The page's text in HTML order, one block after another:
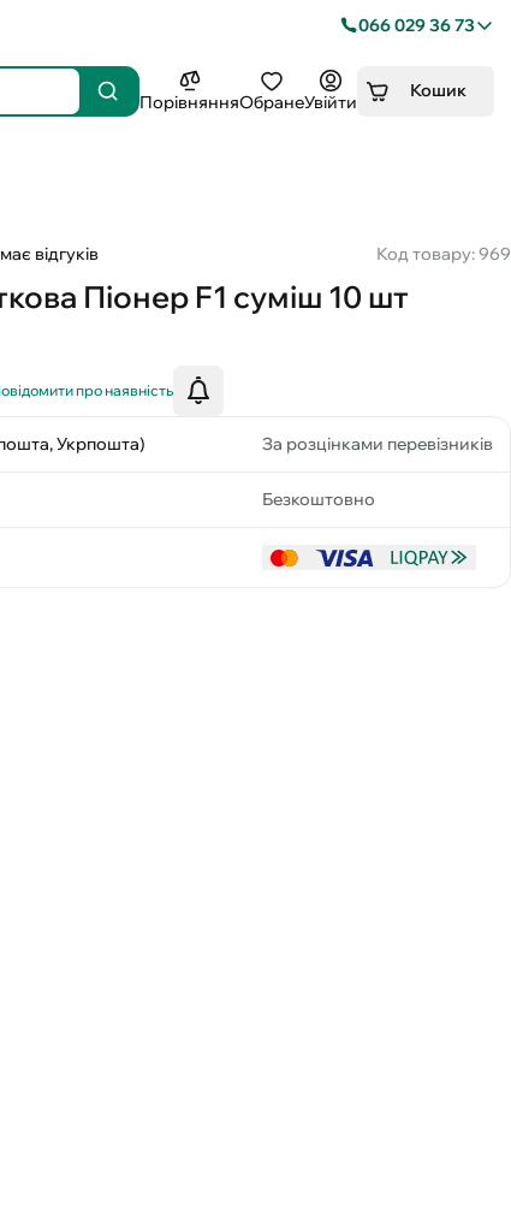
066 029 36 73
ПорівнянняОбранеУвійти
Кошик
відгуків Код товару: 969
Піонер F1 суміш 10 шт
про наявність
Укрпошта) За розцінками перевізників
Безкоштовно